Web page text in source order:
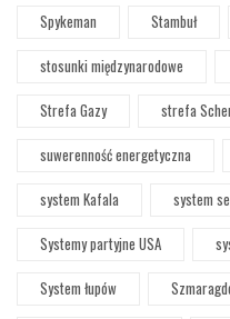
Spykeman
Stambuł
stosunki międzynarodowe
Strefa Gazy
strefa
suwerenność energetyczna
system Kafala
system
Systemy partyjne USA
System łupów